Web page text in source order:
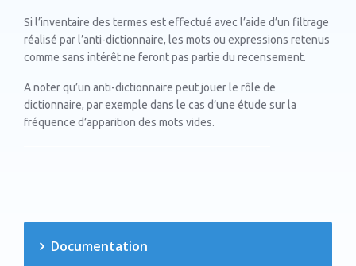
Si l’inventaire des termes est effectué avec l’aide d’un filtrage
réalisé par l’anti-dictionnaire, les mots ou expressions retenus
comme sans intérêt ne feront pas partie du recensement.
A noter qu’un anti-dictionnaire peut jouer le rôle de
dictionnaire, par exemple dans le cas d’une étude sur la
fréquence d’apparition des mots vides.
Documentation